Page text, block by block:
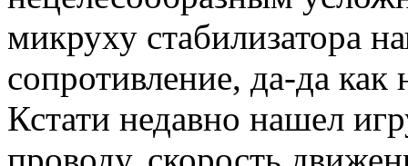
микруху стабилизатора
сопротивление, да-да как
Кстати недавно нашел